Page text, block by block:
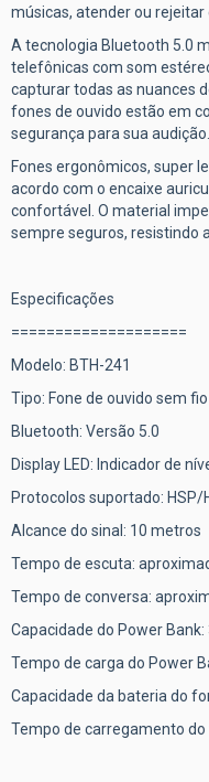
músicas, atender ou rejeitar
A tecnologia Bluetooth 5.0
telefônicas com som
capturar todas as nuances
fones de ouvido estão em
segurança para sua audição.
Fones ergonômicos, super
acordo com o encaixe
confortável. O material
sempre seguros, resistindo
Especificações
====================
Modelo: BTH-241
Tipo: Fone de ouvido sem fio
Bluetooth: Versão 5.0
Display LED: Indicador de
Protocolos suportado: HSP/
Alcance do sinal: 10 metros
Tempo de escuta:
Tempo de conversa:
Capacidade do Power
Tempo de carga do Power
Capacidade da bateria do
Tempo de carregamento